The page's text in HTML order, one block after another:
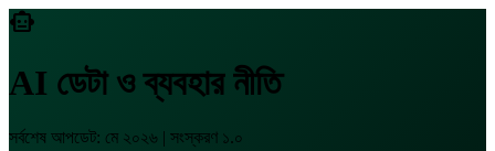
smart_toy
AI ডেটা ও ব্যবহার নীতি
সর্বশেষ আপডেট: মে ২০২৬ | সংস্করণ ১.০